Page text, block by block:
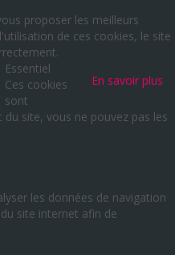
proposer les meilleurs
de ces cookies, le site
En savoir plus
Essentiel
Ces cookies
sont
site, vous ne pouvez pas les
les données de navigation
site internet afin de